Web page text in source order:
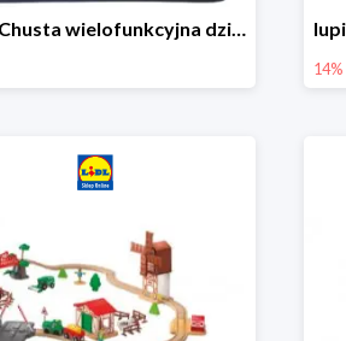
lupilu Chusta wielofunkcyjna dziecięca
14%